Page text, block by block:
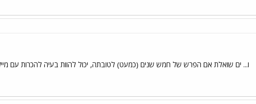
ו... ים שואלת אם הפרש של חמש שנים (כמעט) לטובתה, יכול להוות בעיה להכרות עם